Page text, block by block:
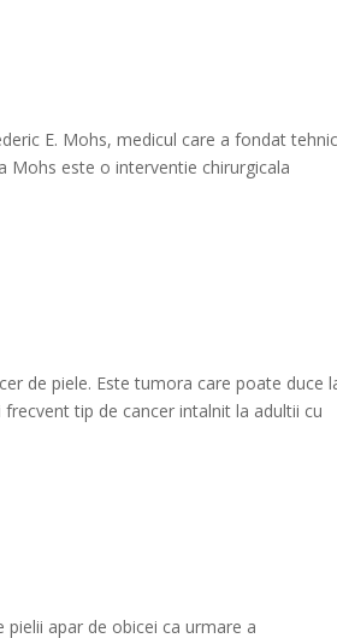
E. Mohs, medicul care a fondat
Mohs este o interventie chirurgicala
de piele. Este tumora care poate duce
tip de cancer intalnit la adultii cu
pielii apar de obicei ca urmare a